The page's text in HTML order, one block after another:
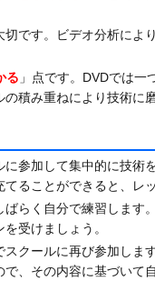
切です。ビデオ分析によ
る 」点です。DVDでは
積み重ねにより技術に
参加して集中的に技
ることができると、レ
らく自分で練習しま
受けましょう。
クールに再び参加し
、その内容に基づいて